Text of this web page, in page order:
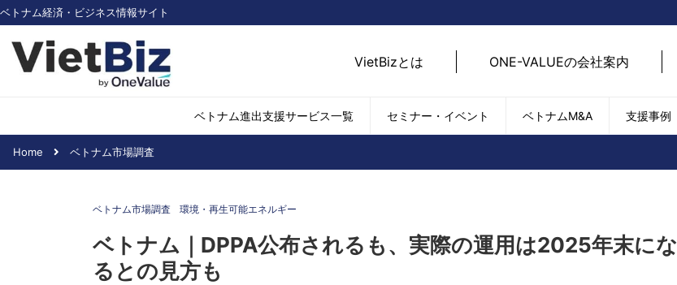
ベトナム経済・ビジネス情報サイト
VietBizとは ONE-VALUEの会社案内
ベトナム進出支援サービス一覧 セミナー・イベント ベトナムM&A 支援事例
日用消費・小売
デジタル経済・IT
SDGs・ESG
外国直接投資（FDI）
Home ベトナム市場調査
ベトナム市場調査 環境・再生可能エネルギー
ベトナム｜DPPA公布されるも、実際の運用は2025年末にな
るとの見方も